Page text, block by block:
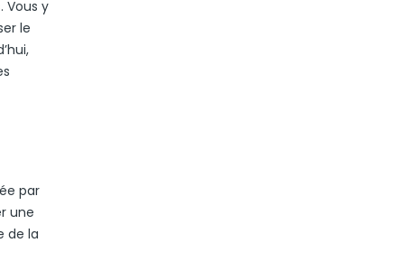
Vous y
le
par
une
de la